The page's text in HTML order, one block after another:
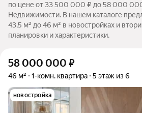
по цене от 33 500 000 ₽ до 58 000
Недвижимости. В нашем каталоге
43,5 м² до 46 м² в новостройках и
планировки и характеристики.
58 000 000 ₽
46 м² 1-комн. квартира 5 этаж из 6
новостройка